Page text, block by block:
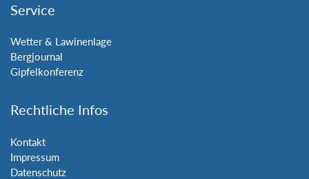
Service
Wetter & Lawinenlage
Bergjournal
Gipfelkonferenz
Rechtliche Infos
Kontakt
Impressum
Datenschutz